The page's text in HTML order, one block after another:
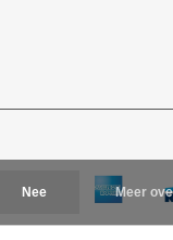
Nee Meer